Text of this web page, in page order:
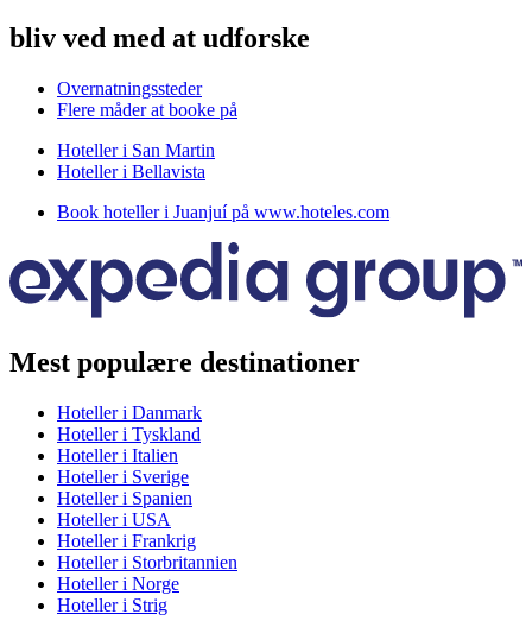
bliv ved med at udforske
Overnatningssteder
Flere måder at booke på
Hoteller i San Martin
Hoteller i Bellavista
Book hoteller i Juanjuí på www.hoteles.com
Mest populære destinationer
Hoteller i Danmark
Hoteller i Tyskland
Hoteller i Italien
Hoteller i Sverige
Hoteller i Spanien
Hoteller i USA
Hoteller i Frankrig
Hoteller i Storbritannien
Hoteller i Norge
Hoteller i Strig